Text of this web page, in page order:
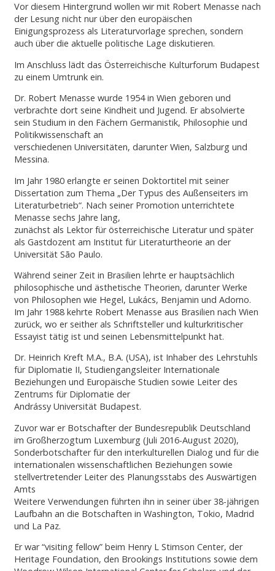
Vor diesem Hintergrund wollen wir mit Robert Menasse nach
der Lesung nicht nur über den europäischen
Einigungsprozess als Literaturvorlage sprechen, sondern
auch über die aktuelle politische Lage diskutieren.
Im Anschluss lädt das Österreichische Kulturforum Budapest
zu einem Umtrunk ein.
Dr. Robert Menasse wurde 1954 in Wien geboren und
verbrachte dort seine Kindheit und Jugend. Er absolvierte
sein Studium in den Fächern Germanistik, Philosophie und
Politikwissenschaft an
verschiedenen Universitäten, darunter Wien, Salzburg und
Messina.
Im Jahr 1980 erlangte er seinen Doktortitel mit seiner
Dissertation zum Thema „Der Typus des Außenseiters im
Literaturbetrieb“. Nach seiner Promotion unterrichtete
Menasse sechs Jahre lang,
zunächst als Lektor für österreichische Literatur und später
als Gastdozent am Institut für Literaturtheorie an der
Universität São Paulo.
Während seiner Zeit in Brasilien lehrte er hauptsächlich
philosophische und ästhetische Theorien, darunter Werke
von Philosophen wie Hegel, Lukács, Benjamin und Adorno.
Im Jahr 1988 kehrte Robert Menasse aus Brasilien nach Wien
zurück, wo er seither als Schriftsteller und kulturkritischer
Essayist tätig ist und seinen Lebensmittelpunkt hat.
Dr. Heinrich Kreft M.A., B.A. (USA), ist Inhaber des Lehrstuhls
für Diplomatie II, Studiengangsleiter Internationale
Beziehungen und Europäische Studien sowie Leiter des
Zentrums für Diplomatie der
Andrássy Universität Budapest.
Zuvor war er Botschafter der Bundesrepublik Deutschland
im Großherzogtum Luxemburg (Juli 2016-August 2020),
Sonderbotschafter für den interkulturellen Dialog und für die
internationalen wissenschaftlichen Beziehungen sowie
stellvertretender Leiter des Planungsstabs des Auswärtigen
Amts
Weitere Verwendungen führten ihn in seiner über 38-jährigen
Laufbahn an die Botschaften in Washington, Tokio, Madrid
und La Paz.
Er war “visiting fellow” beim Henry L Stimson Center, der
Heritage Foundation, den Brookings Institutions sowie dem